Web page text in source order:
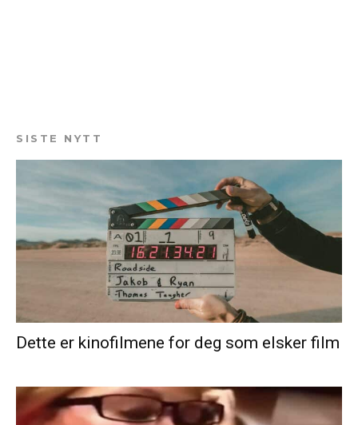
SISTE NYTT
Dette er kinofilmene for deg som elsker film